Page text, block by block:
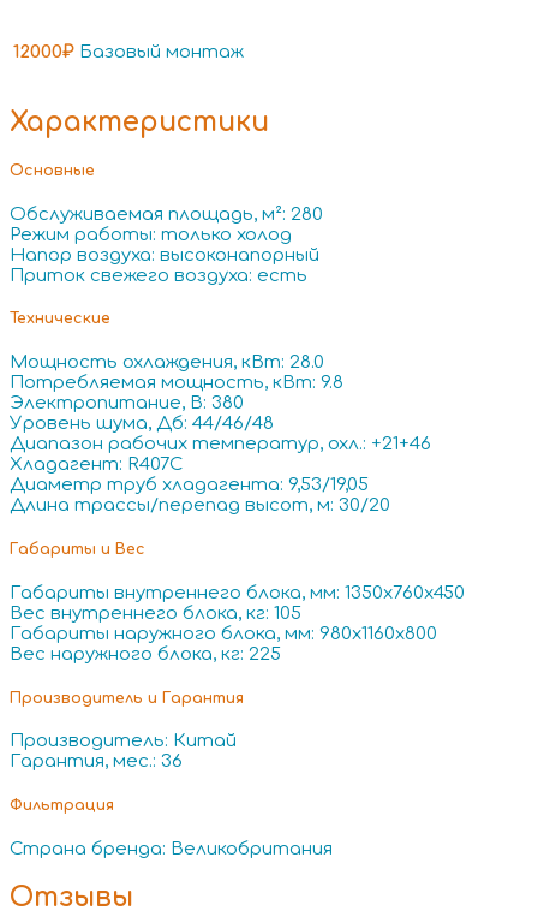
12000₽ Базовый монтаж
Характеристики
Основные
Обслуживаемая площадь, м²: 280
Режим работы: только холод
Напор воздуха: высоконапорный
Приток свежего воздуха: есть
Технические
Мощность охлаждения, кВт: 28.0
Потребляемая мощность, кВт: 9.8
Электропитание, В: 380
Уровень шума, Дб: 44/46/48
Диапазон рабочих температур, охл.: +21+46
Хладагент: R407C
Диаметр труб хладагента: 9,53/19,05
Длина трассы/перепад высот, м: 30/20
Габариты и Вес
Габариты внутреннего блока, мм: 1350x760x450
Вес внутреннего блока, кг: 105
Габариты наружного блока, мм: 980x1160x800
Вес наружного блока, кг: 225
Производитель и Гарантия
Производитель: Китай
Гарантия, мес.: 36
Фильтрация
Страна бренда: Великобритания
Отзывы